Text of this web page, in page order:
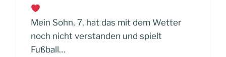
Mein Sohn, 7, hat das mit dem Wetter
noch nicht verstanden und spielt
Fußball…